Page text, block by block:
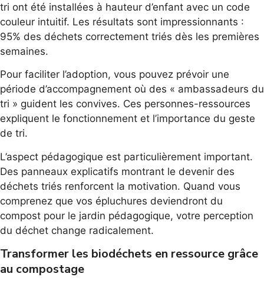
tri ont été installées à hauteur d’enfant avec un code
couleur intuitif. Les résultats sont impressionnants :
95% des déchets correctement triés dès les premières
semaines.
Pour faciliter l’adoption, vous pouvez prévoir une
période d’accompagnement où des « ambassadeurs du
tri » guident les convives. Ces personnes-ressources
expliquent le fonctionnement et l’importance du geste
de tri.
L’aspect pédagogique est particulièrement important.
Des panneaux explicatifs montrant le devenir des
déchets triés renforcent la motivation. Quand vous
comprenez que vos épluchures deviendront du
compost pour le jardin pédagogique, votre perception
du déchet change radicalement.
Transformer les biodéchets en ressource grâce
au compostage